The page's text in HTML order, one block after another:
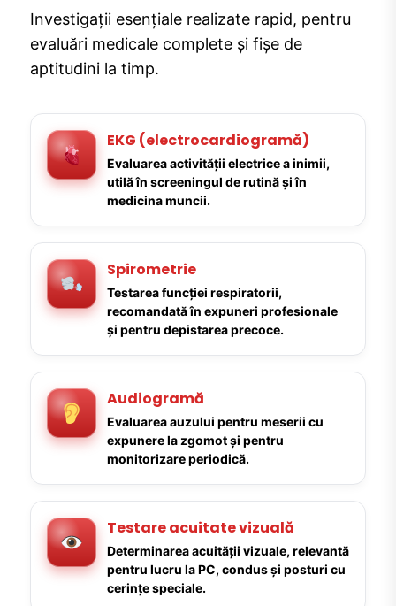
Investigații esențiale realizate rapid, pentru
evaluări medicale complete și fișe de
aptitudini la timp.
EKG (electrocardiogramă)
Evaluarea activității electrice a inimii,
utilă în screeningul de rutină și în
medicina muncii.
Spirometrie
Testarea funcției respiratorii,
recomandată în expuneri profesionale
și pentru depistarea precoce.
Audiogramă
Evaluarea auzului pentru meserii cu
expunere la zgomot și pentru
monitorizare periodică.
Testare acuitate vizuală
Determinarea acuității vizuale, relevantă
pentru lucru la PC, condus și posturi cu
cerințe speciale.